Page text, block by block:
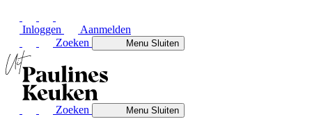
Inloggen
Aanmelden
Zoeken
MenuSluiten
Zoeken MenuSluiten